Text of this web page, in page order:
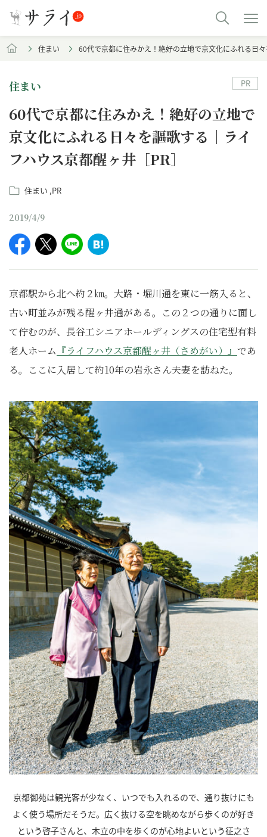
住まい 60代で京都に住みかえ！絶好の立地で京文化にふれる日
住まい
60代で京都に住みかえ！絶好の立地で
京文化にふれる日々を謳歌する｜ライ
フハウス京都醒ヶ井［PR］
住まい PR
2019/4/9
PR
京都駅から北へ約２㎞。大路・堀川通を東に一筋入ると、
古い町並みが残る醒ヶ井通がある。この２つの通りに面し
て佇むのが、長谷工シニアホールディングスの住宅型有料
老人ホーム 『ライフハウス京都醒ヶ井（さめがい）』 であ
る。ここに入居して約10年の岩永さん夫妻を訪ねた。
京都御苑は観光客が少なく、いつでも入れるので、通り抜けにも
よく使う場所だそうだ。広く抜ける空を眺めながら歩くのが好き
という啓子さんと、木立の中を歩くのが心地よいという征之さ